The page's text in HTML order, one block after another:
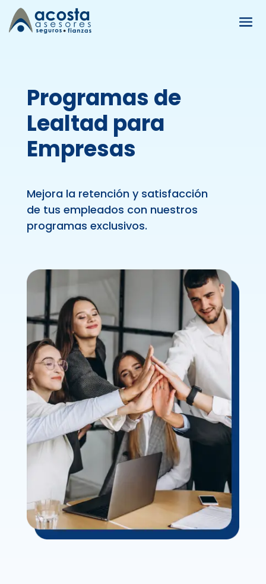
Programas de
Lealtad para
Empresas
Mejora la retención y satisfacción
de tus empleados con nuestros
programas exclusivos.